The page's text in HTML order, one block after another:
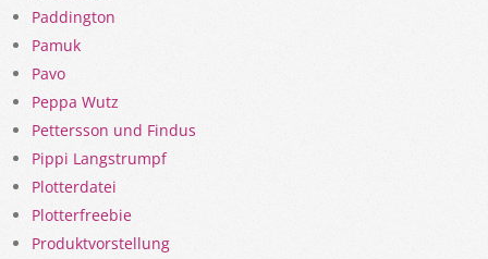
Paddington
Pamuk
Pavo
Peppa Wutz
Pettersson und Findus
Pippi Langstrumpf
Plotterdatei
Plotterfreebie
Produktvorstellung